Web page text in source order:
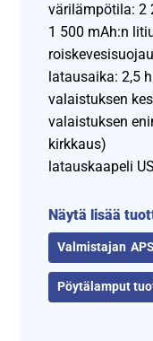
värilämpötila: 2
1 500 mAh:n
latausaika: 2,5 h
valaistuksen
valaistuksen
kirkkaus)
latauskaapeli
Näytä lisää
Pöytälamput